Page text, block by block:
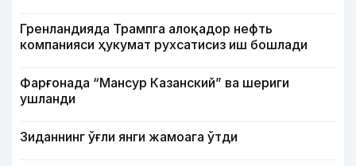
Гренландияда Трампга алоқадор нефть
компанияси ҳукумат рухсатисиз иш бошлади
Фарғонада “Мансур Казанский” ва шериги
ушланди
Зиданнинг ўғли янги жамоага ўтди